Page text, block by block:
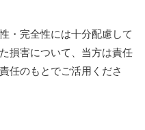
・完全性には十分配慮して
損害について、当方は責任
任のもとでご活用くださ